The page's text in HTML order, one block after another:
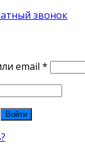
звонок
email *
Войти